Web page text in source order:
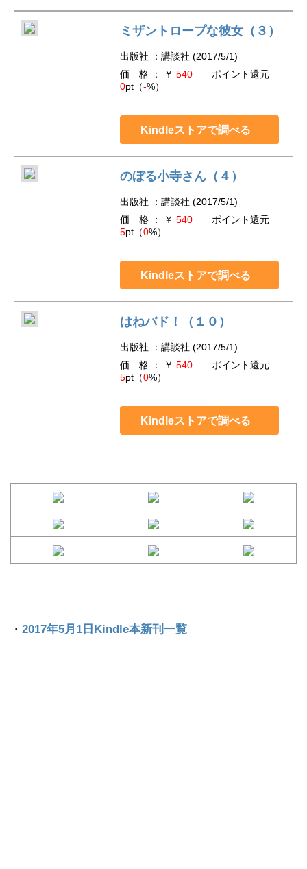
ミザントロープな彼女（３）
出版社 ：講談社 (2017/5/1)
価 格 ： ￥ 540ポイント還元
0pt（-%）
Kindleストアで調べる
のぼる小寺さん（４）
出版社 ：講談社 (2017/5/1)
価 格 ： ￥ 540ポイント還元
5pt（0%）
Kindleストアで調べる
はねバド！（１０）
出版社 ：講談社 (2017/5/1)
価 格 ： ￥ 540ポイント還元
5pt（0%）
Kindleストアで調べる
・ 2017年5月1日Kindle本新刊一覧